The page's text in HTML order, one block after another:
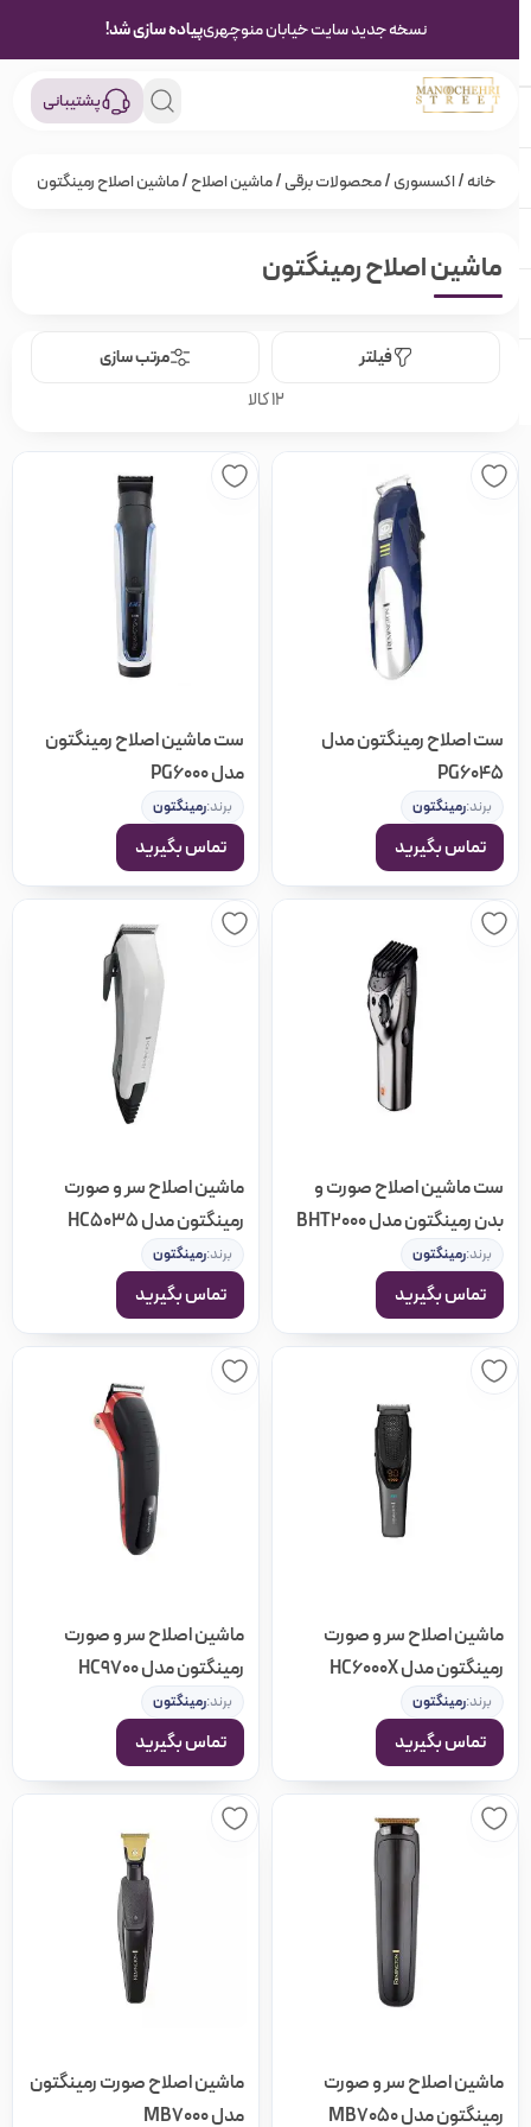
نسخه جدید سایت خیابان منوچهریپیاده سازی شد!
پشتیبانی
خانه/اکسسوری/محصولات برقی/ماشین اصلاح/ ماشین اصلاح رمینگتون
ماشین اصلاح رمینگتون
فیلتر
مرتب سازی
12 کالا
مرتب سازی بر اساس
پیشفرض
محبوبیت
امتیاز
جدیدترین
گران‌ترین
بیشترین تخفیف
ست اصلاح رمینگتون مدل
PG6045
برند:رمینگتون
تماس بگیرید
ست ماشین اصلاح رمینگتون
مدل PG6000
برند:رمینگتون
تماس بگیرید
ست ماشین اصلاح صورت و
بدن رمینگتون مدل BHT2000
برند:رمینگتون
تماس بگیرید
ماشین اصلاح سر و صورت
رمینگتون مدل HC5035
برند:رمینگتون
تماس بگیرید
ماشین اصلاح سر و صورت
رمینگتون مدل HC6000X
برند:رمینگتون
تماس بگیرید
ماشین اصلاح سر و صورت
رمینگتون مدل HC9700
برند:رمینگتون
تماس بگیرید
ماشین اصلاح سر و صورت
رمینگتون مدل MB7050
ماشین اصلاح صورت رمینگتون
مدل MB7000